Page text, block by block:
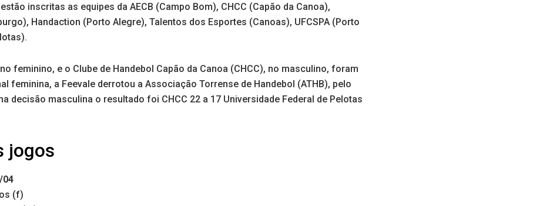
inscritas as equipes da AECB (Campo Bom), CHCC (Capão da Canoa),
Handaction (Porto Alegre), Talentos dos Esportes (Canoas), UFCSPA (Porto
feminino, e o Clube de Handebol Capão da Canoa (CHCC), no masculino, foram
feminina, a Feevale derrotou a Associação Torrense de Handebol (ATHB), pelo
decisão masculina o resultado foi CHCC 22 a 17 Universidade Federal de Pelotas
jogos
04
(f)